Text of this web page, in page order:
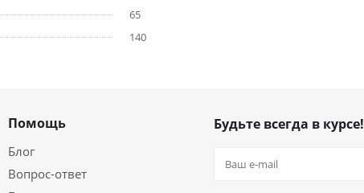
65
140
Помощь
Блог
Вопрос-ответ
Будьте всегда в курсе!